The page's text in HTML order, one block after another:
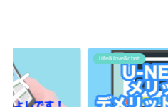
life&love&chat